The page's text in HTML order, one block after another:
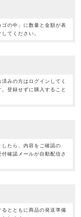
ゴの中」に数量と金額が表
てください。
みの方はログインしてく
登録せずに購入すること
たら、内容をご確認の
確認メールが自動配信さ
とともに商品の発送準備